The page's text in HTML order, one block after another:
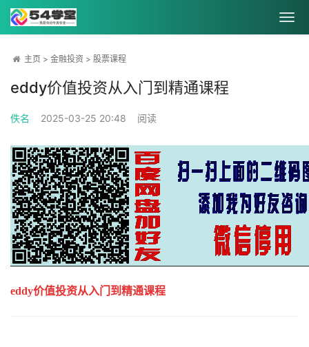
主页 > 金融投资 > 股票课程
eddy价值投资从入门到精通课程
佚名 2025-03-25 20:48 阅读
eddy价值投资从入门到精通课程